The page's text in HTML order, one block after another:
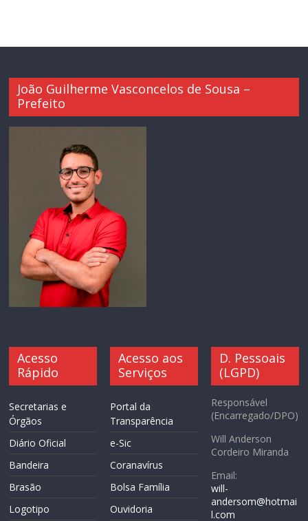
João Guilherme Vasconcelos de Sousa –
Prefeito
Acesso
Rápido
Secretarias e
Órgãos
Diário Oficial
Bandeira
Brasão
Logotipo
Acesso aos
Serviços
Portal da
Transparência
e-Sic
Coranavírus
Bolsa Família
Ouvidoria
D. Pessoais
(LGPD)
Responsável
(Encarregado/DPO)
Will Anderson
Cordeiro Miranda
Email:
will-
andersom@hotmai
l.com